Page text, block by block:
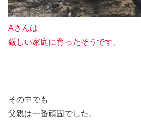
Aさんは
厳しい家庭に育ったそうです。
その中でも
父親は一番頑固でした。